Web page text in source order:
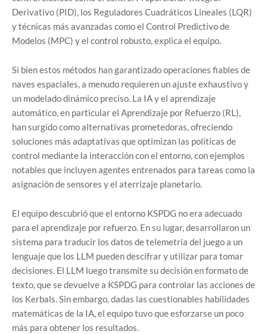
Derivativo (PID), los Reguladores Cuadráticos Lineales (LQR)
y técnicas más avanzadas como el Control Predictivo de
Modelos (MPC) y el control robusto, explica el equipo.
Si bien estos métodos han garantizado operaciones fiables de
naves espaciales, a menudo requieren un ajuste exhaustivo y
un modelado dinámico preciso. La IA y el aprendizaje
automático, en particular el Aprendizaje por Refuerzo (RL),
han surgido como alternativas prometedoras, ofreciendo
soluciones más adaptativas que optimizan las políticas de
control mediante la interacción con el entorno, con ejemplos
notables que incluyen agentes entrenados para tareas como la
asignación de sensores y el aterrizaje planetario.
El equipo descubrió que el entorno KSPDG no era adecuado
para el aprendizaje por refuerzo. En su lugar, desarrollaron un
sistema para traducir los datos de telemetría del juego a un
lenguaje que los LLM pueden descifrar y utilizar para tomar
decisiones. El LLM luego transmite su decisión en formato de
texto, que se devuelve a KSPDG para controlar las acciones de
los Kerbals. Sin embargo, dadas las cuestionables habilidades
matemáticas de la IA, el equipo tuvo que esforzarse un poco
más para obtener los resultados.